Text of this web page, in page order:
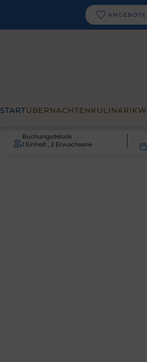
STARTÜBERNACHTENKULINARIK
Buchungsdetails
1 Einheit , 2 Erwachsene